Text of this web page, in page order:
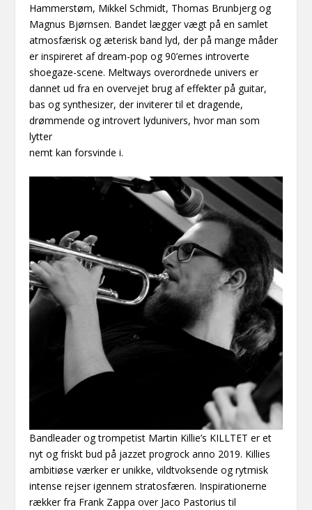
Hammerstøm, Mikkel Schmidt, Thomas Brunbjerg og
Magnus Bjørnsen. Bandet lægger vægt på en samlet
atmosfærisk og æterisk band lyd, der på mange måder
er inspireret af dream-pop og 90’ernes introverte
shoegaze-scene. Meltways overordnede univers er
dannet ud fra en overvejet brug af effekter på guitar,
bas og synthesizer, der inviterer til et dragende,
drømmende og introvert lydunivers, hvor man som
lytter
nemt kan forsvinde i.
Bandleader og trompetist Martin Killie’s KILLTET er et
nyt og friskt bud på jazzet progrock anno 2019. Killies
ambitiøse værker er unikke, vildtvoksende og rytmisk
intense rejser igennem stratosfæren. Inspirationerne
rækker fra Frank Zappa over Jaco Pastorius til